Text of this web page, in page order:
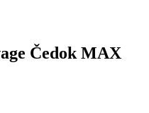
Čedok MAX